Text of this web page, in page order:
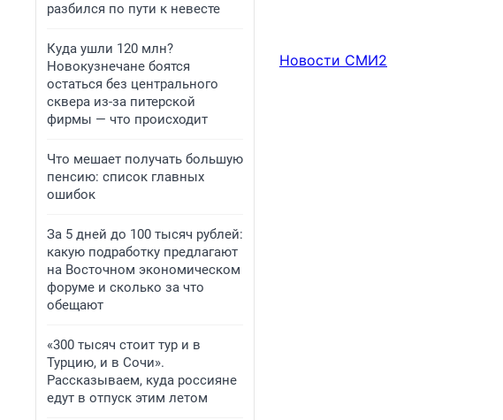
разбился по пути к невесте
Куда ушли 120 млн?
Новокузнечане боятся
остаться без центрального
сквера из-за питерской
фирмы — что происходит
Что мешает получать большую
пенсию: список главных
ошибок
За 5 дней до 100 тысяч рублей:
какую подработку предлагают
на Восточном экономическом
форуме и сколько за что
обещают
«300 тысяч стоит тур и в
Турцию, и в Сочи».
Рассказываем, куда россияне
едут в отпуск этим летом
Новости СМИ2